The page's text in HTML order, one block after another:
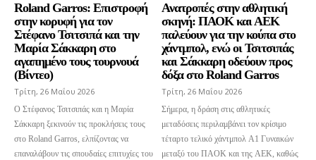
Roland Garros: Επιστροφή
στην κορυφή για τον
Στέφανο Τσιτσιπά και την
Μαρία Σάκκαρη στο
αγαπημένο τους τουρνουά
(Βίντεο)
Τρίτη, 26 Μαΐου 2026
Ο Στέφανος Τσιτσιπάς και η Μαρία
Σάκκαρη ξεκινούν τις προκλήσεις τους
στο Roland Garros, ελπίζοντας να
επαναλάβουν τις σπουδαίες επιτυχίες του
Ανατροπές στην αθλητική
σκηνή: ΠΑΟΚ και ΑΕΚ
παλεύουν για την κούπα στο
χάντμπολ, ενώ οι Τσιτσιπάς
και Σάκκαρη οδεύουν προς
δόξα στο Roland Garros
Τρίτη, 26 Μαΐου 2026
Σήμερα, η δράση στις αθλητικές
μεταδόσεις περιλαμβάνει τον κρίσιμο
τέταρτο τελικό χάντμπολ Α1 Γυναικών
μεταξύ του ΠΑΟΚ και της ΑΕΚ, καθώς